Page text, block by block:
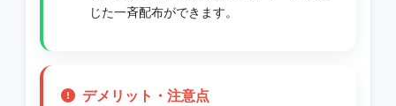
じた一斉配布ができます。
デメリット・注意点